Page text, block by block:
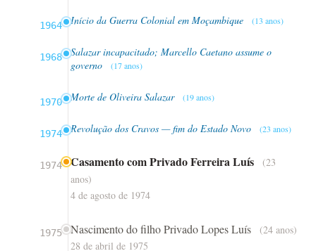
1964 Início da Guerra Colonial em Moçambique (13 anos)
1968
Salazar incapacitado; Marcello Caetano assume o
governo
(17 anos)
1970 Morte de Oliveira Salazar (19 anos)
1974 Revolução dos Cravos — fim do Estado Novo (23 anos)
1974 Casamento com Privado Ferreira Luís
(23
anos)
4 de agosto de 1974
1975 Nascimento do filho Privado Lopes Luís
(24 anos)
28 de abril de 1975